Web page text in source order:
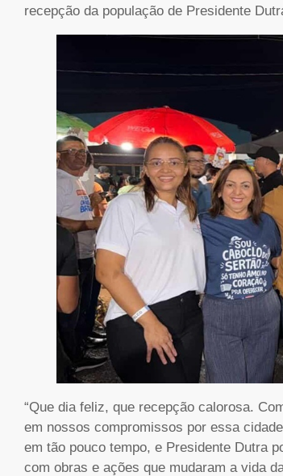
recepção da população de Presidente
“Que dia feliz, que recepção calorosa.
em nossos compromissos por essa
em tão pouco tempo, e Presidente Dutra
com obras e ações que mudaram a vida